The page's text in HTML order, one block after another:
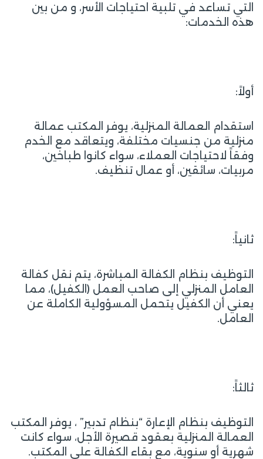
التي تساعد في تلبية احتياجات الأسر، و من بين
هذه الخدمات:
أولاً:
استقدام العمالة المنزلية، يوفر المكتب عمالة
منزلية من جنسيات مختلفة، ويتعاقد مع الخدم
وفقاً لاحتياجات العملاء، سواء كانوا طباخين،
مربيات، سائقين، أو عمال تنظيف.
ثانياً:
التوظيف بنظام الكفالة المباشرة، يتم نقل كفالة
العامل المنزلي إلى صاحب العمل (الكفيل)، مما
يعني أن الكفيل يتحمل المسؤولية الكاملة عن
العامل.
ثالثاً:
التوظيف بنظام الإعارة “بنظام تدبير” ، يوفر المكتب
العمالة المنزلية بعقود قصيرة الأجل، سواء كانت
شهرية أو سنوية، مع بقاء الكفالة على المكتب.